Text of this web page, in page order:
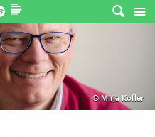
© Mirja Kofler